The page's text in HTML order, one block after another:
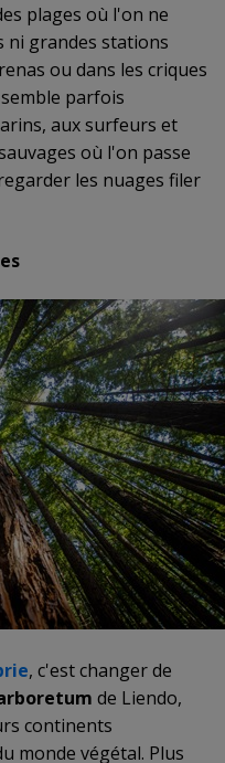
plages où l'on ne
ni grandes stations
ou dans les criques
parfois
aux surfeurs et
où l'on passe
les nuages filer
, c'est changer de
de Liendo,
continents
monde végétal. Plus